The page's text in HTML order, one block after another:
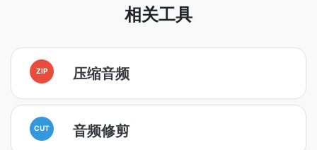
相关工具
ZIP 压缩音频
CUT 音频修剪